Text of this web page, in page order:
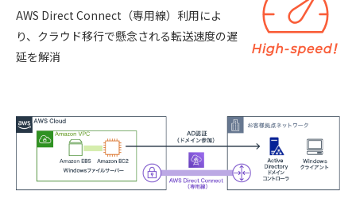
AWS Direct Connect（専用線）利用によ
り、クラウド移行で懸念される転送速度の遅
延を解消